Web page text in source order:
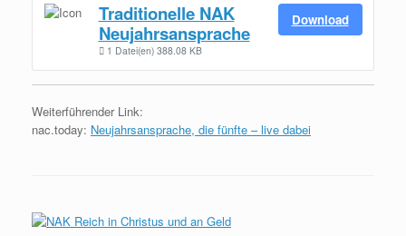
Traditionelle NAK
Neujahrsansprache
1 Datei(en) 388.08 KB
Download
Weiterführender Link:
nac.today: Neujahrsansprache, die fünfte – live dabei